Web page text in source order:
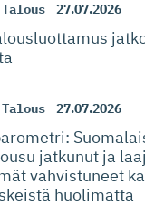
Talous 27.07.2026
Talous 27.07.2026
jatkunut ja
vahvistuneet
huolimatta